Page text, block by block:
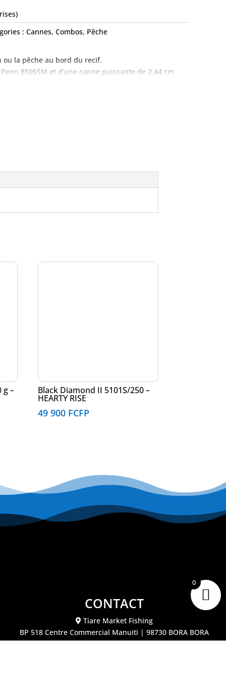
: Cannes, Combos, Pêche
ou la pêche au bord du recif.
850SSM et d’une canne puissante de 2.44 cm
g – Black Diamond II 5101S/250 –
HEARTY RISE
49 900 FCFP
CONTACT
Tiare Market Fishing
BP 518 Centre Commercial Manuiti | 98730 BORA BORA
Polynésie Française
0